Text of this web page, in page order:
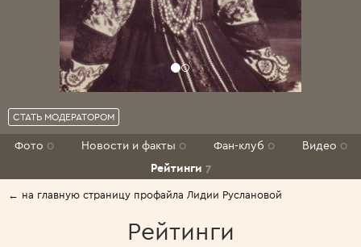
СТАТЬ МОДЕРАТОРОМ
Фото 0 Новости и факты 0 Фан-клуб 0 Видео 0
Рейтинги 7
← на главную страницу профайла Лидии Руслановой
Рейтинги